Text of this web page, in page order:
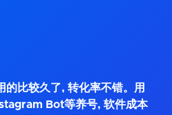
比较久了, 转化率不错。用
Bot等养号, 软件成本